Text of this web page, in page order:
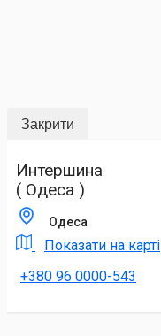
Закрити
Интершина
( Одеса )
Одеса
Показати на карті
+380 96 0000-543